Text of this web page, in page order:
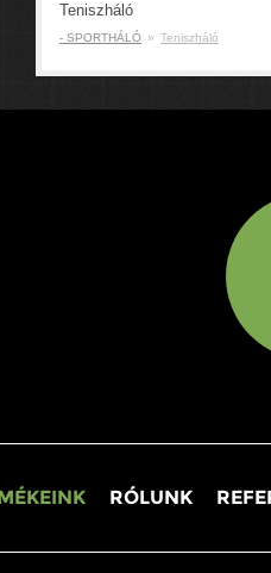
Teniszháló
- SPORTHÁLÓ » Teniszháló
RÓLUNK